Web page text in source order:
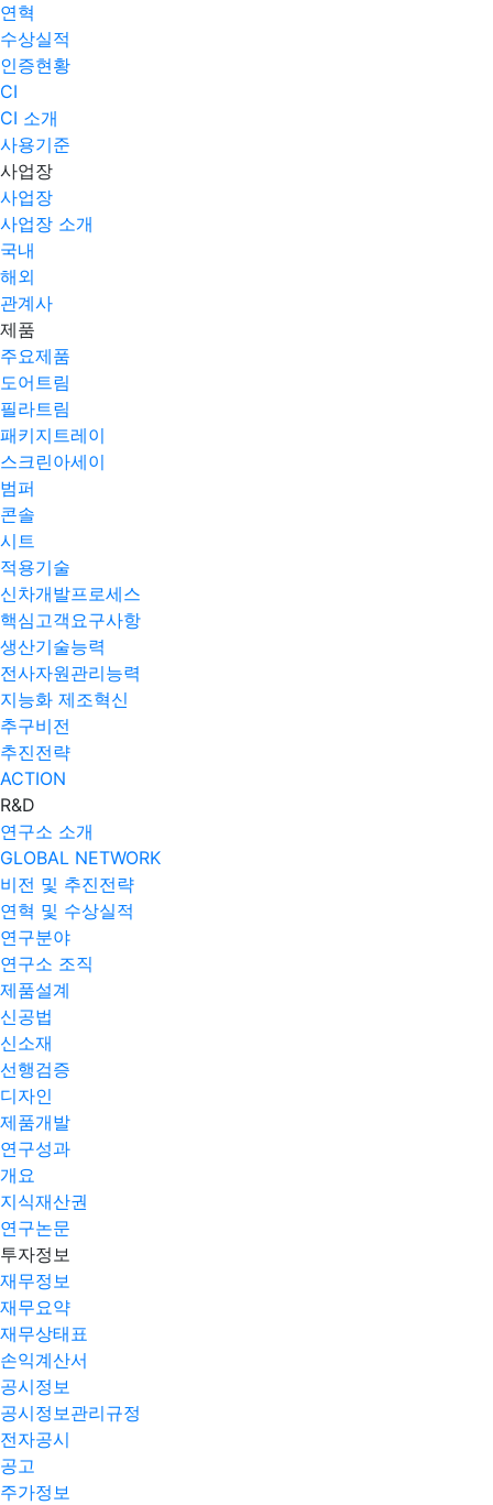
연혁
수상실적
인증현황
CI
CI 소개
사용기준
사업장
사업장
사업장 소개
국내
해외
관계사
제품
주요제품​
도어트림
필라트림
패키지트레이
스크린아세이
범퍼
콘솔
시트
적용기술
신차개발프로세스
핵심고객요구사항
생산기술능력
전사자원관리능력
지능화 제조혁신
추구비전
추진전략
ACTION
R&D
연구소 소개
GLOBAL NETWORK
비전 및 추진전략
연혁 및 수상실적
연구분야
연구소 조직
제품설계
신공법
신소재
선행검증
디자인
제품개발
연구성과
개요
지식재산권
연구논문
투자정보
재무정보
재무요약
재무상태표
손익계산서
공시정보
공시정보관리규정
전자공시
공고
주가정보